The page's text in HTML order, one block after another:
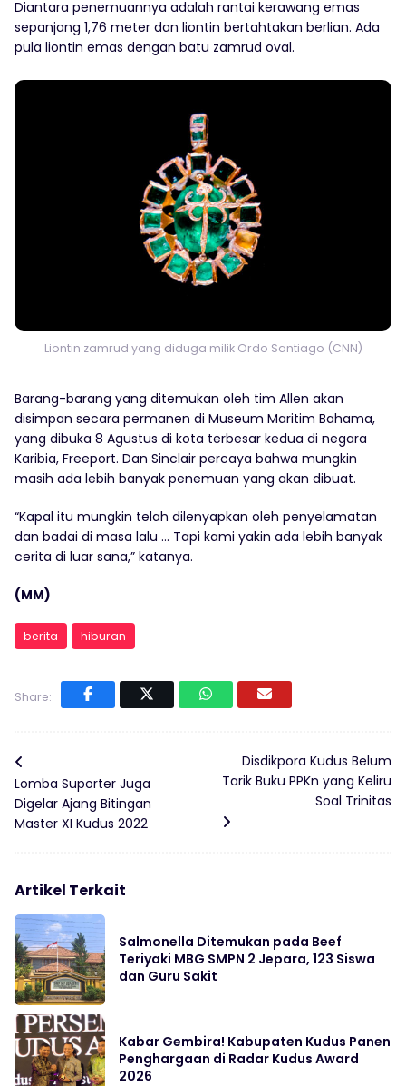
Diantara penemuannya adalah rantai kerawang emas
sepanjang 1,76 meter dan liontin bertahtakan berlian. Ada
pula liontin emas dengan batu zamrud oval.
Liontin zamrud yang diduga milik Ordo Santiago (CNN)
Barang-barang yang ditemukan oleh tim Allen akan
disimpan secara permanen di Museum Maritim Bahama,
yang dibuka 8 Agustus di kota terbesar kedua di negara
Karibia, Freeport. Dan Sinclair percaya bahwa mungkin
masih ada lebih banyak penemuan yang akan dibuat.
“Kapal itu mungkin telah dilenyapkan oleh penyelamatan
dan badai di masa lalu … Tapi kami yakin ada lebih banyak
cerita di luar sana,” katanya.
(MM)
berita hiburan
Share:
Lomba Suporter Juga
Digelar Ajang Bitingan
Master XI Kudus 2022
Disdikpora Kudus Belum
Tarik Buku PPKn yang Keliru
Soal Trinitas
Artikel Terkait
Salmonella Ditemukan pada Beef
Teriyaki MBG SMPN 2 Jepara, 123 Siswa
dan Guru Sakit
Kabar Gembira! Kabupaten Kudus Panen
Penghargaan di Radar Kudus Award
2026